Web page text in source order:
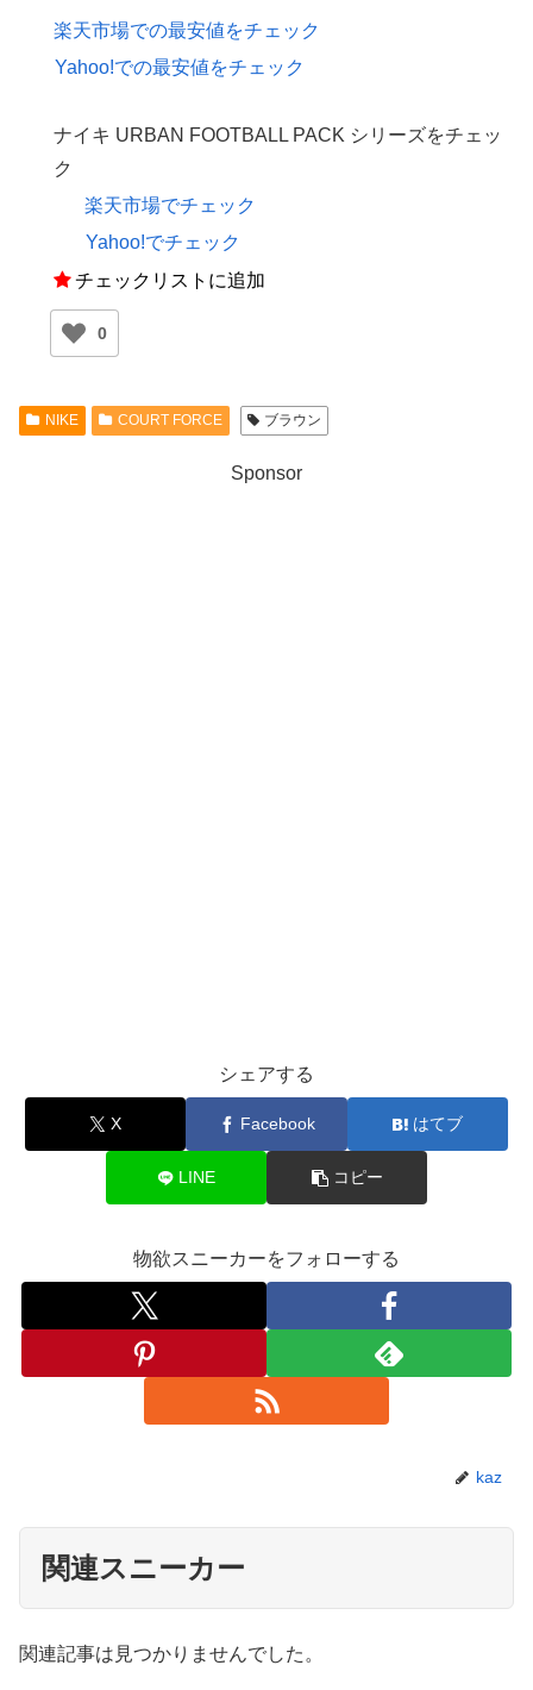
楽天市場での最安値をチェック
Yahoo!での最安値をチェック
ナイキ URBAN FOOTBALL PACK シリーズをチェッ
ク
楽天市場でチェック
Yahoo!でチェック
チェックリストに追加
0
NIKE COURT FORCE ブラウン
Sponsor
シェアする
X Facebook はてブ
LINE コピー
物欲スニーカーをフォローする
kaz
関連スニーカー
関連記事は見つかりませんでした。